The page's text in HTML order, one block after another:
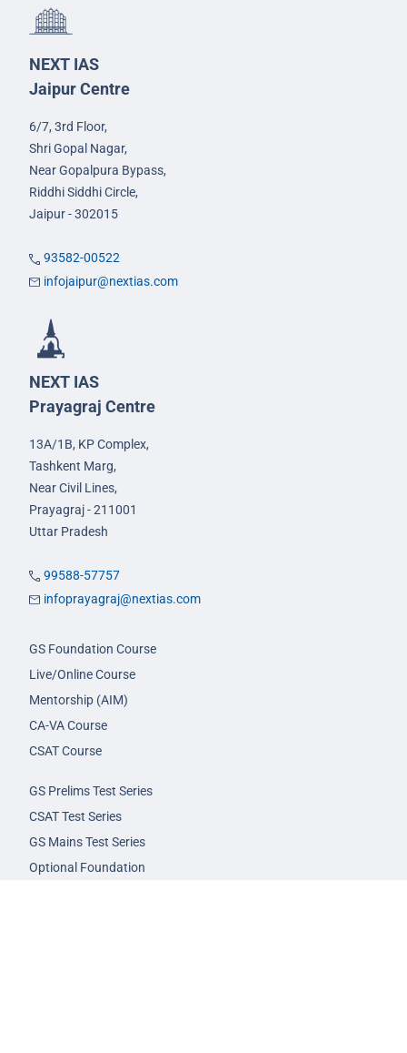
NEXT IAS
Jaipur Centre
6/7, 3rd Floor,
Shri Gopal Nagar,
Near Gopalpura Bypass,
Riddhi Siddhi Circle,
Jaipur - 302015
93582-00522
infojaipur@nextias.com
NEXT IAS
Prayagraj Centre
13A/1B, KP Complex,
Tashkent Marg,
Near Civil Lines,
Prayagraj - 211001
Uttar Pradesh
99588-57757
infoprayagraj@nextias.com
GS Foundation Course
Live/Online Course
Mentorship (AIM)
CA-VA Course
CSAT Course
GS Prelims Test Series
CSAT Test Series
GS Mains Test Series
Optional Foundation